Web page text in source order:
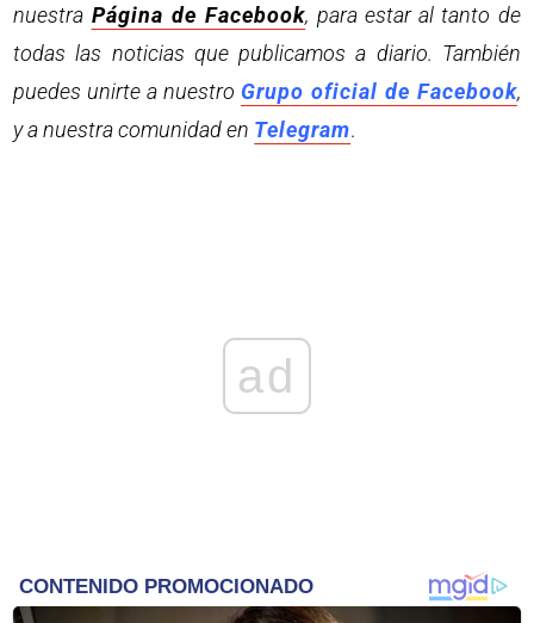
nuestra Página de Facebook, para estar al tanto de
todas las noticias que publicamos a diario. También
puedes unirte a nuestro Grupo oficial de Facebook,
y a nuestra comunidad en Telegram.
ad